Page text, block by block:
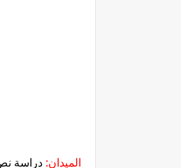
الميدان: دراسة